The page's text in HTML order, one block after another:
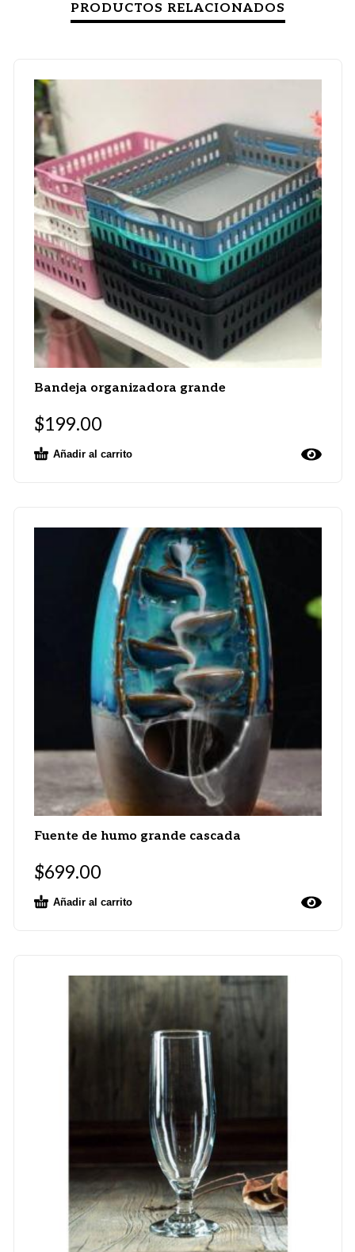
PRODUCTOS RELACIONADOS
Bandeja organizadora grande
$199.00
Añadir al carrito
Fuente de humo grande cascada
$699.00
Añadir al carrito